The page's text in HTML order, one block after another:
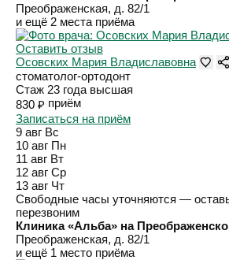
Преображенская, д. 82/1
и ещё 2 места приёма
Оставить отзыв
Осовских Мария Владиславовна
стоматолог-ортодонт
Стаж 23 года высшая
830 ₽ приём
Записаться на приём
9 авг Вс
10 авг Пн
11 авг Вт
12 авг Ср
13 авг Чт
Свободные часы уточняются —
перезвоним
Клиника «Альба» на
Преображенская, д. 82/1
и ещё 1 место приёма